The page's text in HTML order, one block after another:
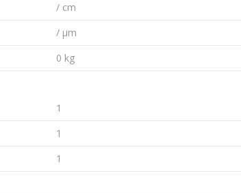
/ cm
/ µm
0 kg
1
1
1